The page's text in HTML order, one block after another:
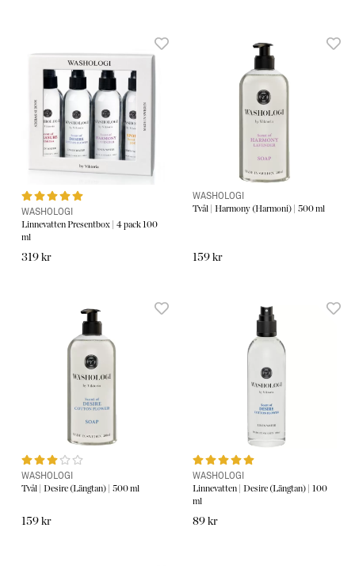
WASHOLOGI
Linnevatten Presentbox | 4 pack 100
ml
319 kr
WASHOLOGI
Tvål | Harmony (Harmoni) | 500 ml
159 kr
WASHOLOGI
Tvål | Desire (Längtan) | 500 ml
159 kr
WASHOLOGI
Linnevatten | Desire (Längtan) | 100
ml
89 kr